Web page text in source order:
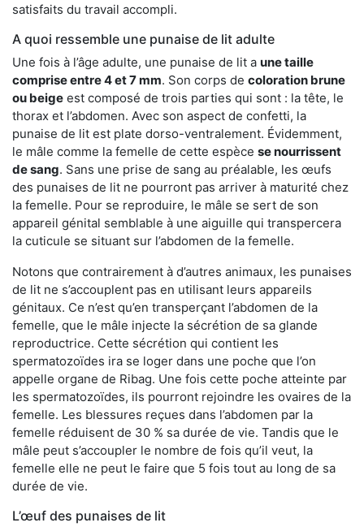
satisfaits du travail accompli.
A quoi ressemble une punaise de lit adulte
Une fois à l’âge adulte, une punaise de lit a une taille
comprise entre 4 et 7 mm. Son corps de coloration brune
ou beige est composé de trois parties qui sont : la tête, le
thorax et l’abdomen. Avec son aspect de confetti, la
punaise de lit est plate dorso-ventralement. Évidemment,
le mâle comme la femelle de cette espèce se nourrissent
de sang. Sans une prise de sang au préalable, les œufs
des punaises de lit ne pourront pas arriver à maturité chez
la femelle. Pour se reproduire, le mâle se sert de son
appareil génital semblable à une aiguille qui transpercera
la cuticule se situant sur l’abdomen de la femelle.
Notons que contrairement à d’autres animaux, les punaises
de lit ne s’accouplent pas en utilisant leurs appareils
génitaux. Ce n’est qu’en transperçant l’abdomen de la
femelle, que le mâle injecte la sécrétion de sa glande
reproductrice. Cette sécrétion qui contient les
spermatozoïdes ira se loger dans une poche que l’on
appelle organe de Ribag. Une fois cette poche atteinte par
les spermatozoïdes, ils pourront rejoindre les ovaires de la
femelle. Les blessures reçues dans l’abdomen par la
femelle réduisent de 30 % sa durée de vie. Tandis que le
mâle peut s’accoupler le nombre de fois qu’il veut, la
femelle elle ne peut le faire que 5 fois tout au long de sa
durée de vie.
L’œuf des punaises de lit